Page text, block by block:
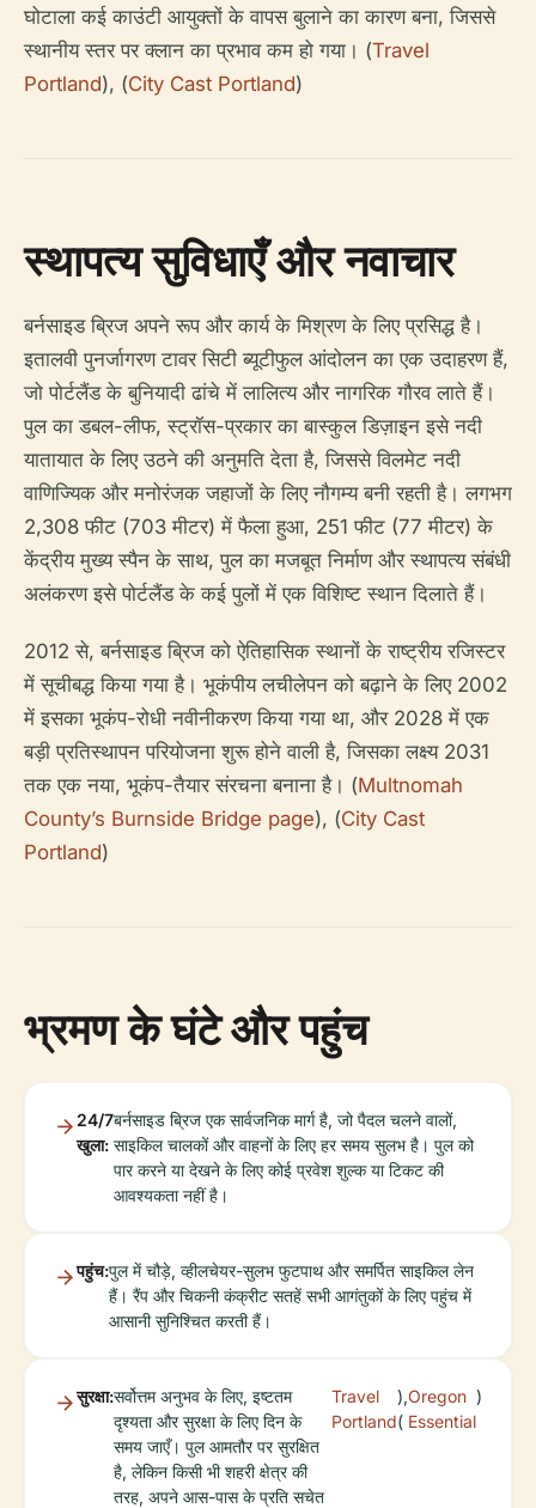
घोटाला कई काउंटी आयुक्तों के वापस बुलाने का कारण बना, जिससे
स्थानीय स्तर पर क्लान का प्रभाव कम हो गया। (Travel
Portland), (City Cast Portland)
स्थापत्य सुविधाएँ और नवाचार
बर्नसाइड ब्रिज अपने रूप और कार्य के मिश्रण के लिए प्रसिद्ध है।
इतालवी पुनर्जागरण टावर सिटी ब्यूटीफुल आंदोलन का एक उदाहरण हैं,
जो पोर्टलैंड के बुनियादी ढांचे में लालित्य और नागरिक गौरव लाते हैं।
पुल का डबल-लीफ, स्ट्रॉस-प्रकार का बास्कुल डिज़ाइन इसे नदी
यातायात के लिए उठने की अनुमति देता है, जिससे विलमेट नदी
वाणिज्यिक और मनोरंजक जहाजों के लिए नौगम्य बनी रहती है। लगभग
2,308 फीट (703 मीटर) में फैला हुआ, 251 फीट (77 मीटर) के
केंद्रीय मुख्य स्पैन के साथ, पुल का मजबूत निर्माण और स्थापत्य संबंधी
अलंकरण इसे पोर्टलैंड के कई पुलों में एक विशिष्ट स्थान दिलाते हैं।
2012 से, बर्नसाइड ब्रिज को ऐतिहासिक स्थानों के राष्ट्रीय रजिस्टर
में सूचीबद्ध किया गया है। भूकंपीय लचीलेपन को बढ़ाने के लिए 2002
में इसका भूकंप-रोधी नवीनीकरण किया गया था, और 2028 में एक
बड़ी प्रतिस्थापन परियोजना शुरू होने वाली है, जिसका लक्ष्य 2031
तक एक नया, भूकंप-तैयार संरचना बनाना है। (Multnomah
County’s Burnside Bridge page), (City Cast
Portland)
भ्रमण के घंटे और पहुंच
24/7
खुला:
बर्नसाइड ब्रिज एक सार्वजनिक मार्ग है, जो पैदल चलने वालों,
साइकिल चालकों और वाहनों के लिए हर समय सुलभ है। पुल को
पार करने या देखने के लिए कोई प्रवेश शुल्क या टिकट की
आवश्यकता नहीं है।
पहुंच:पुल में चौड़े, व्हीलचेयर-सुलभ फुटपाथ और समर्पित साइकिल लेन
हैं। रैंप और चिकनी कंक्रीट सतहें सभी आगंतुकों के लिए पहुंच में
आसानी सुनिश्चित करती हैं।
सुरक्षा:सर्वोत्तम अनुभव के लिए, इष्टतम
दृश्यता और सुरक्षा के लिए दिन के
समय जाएँ। पुल आमतौर पर सुरक्षित
है, लेकिन किसी भी शहरी क्षेत्र की
तरह, अपने आस-पास के प्रति सचेत
Travel
Portland
),
(
Oregon
Essential
)